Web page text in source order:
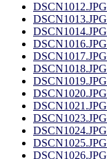
DSCN1012.JPG
DSCN1013.JPG
DSCN1014.JPG
DSCN1016.JPG
DSCN1017.JPG
DSCN1018.JPG
DSCN1019.JPG
DSCN1020.JPG
DSCN1021.JPG
DSCN1023.JPG
DSCN1024.JPG
DSCN1025.JPG
DSCN1026.JPG